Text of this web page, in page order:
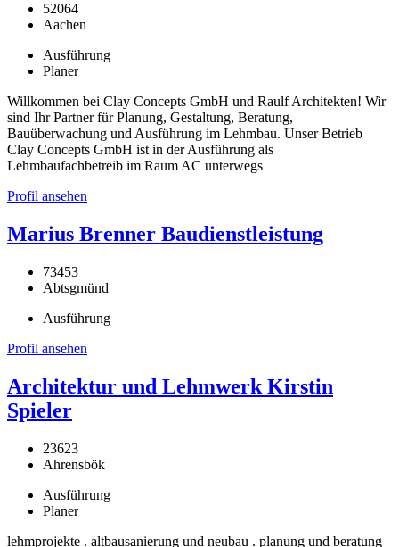
52064
Aachen
Ausführung
Planer
Willkommen bei Clay Concepts GmbH und Raulf Architekten! Wir
sind Ihr Partner für Planung, Gestaltung, Beratung,
Bauüberwachung und Ausführung im Lehmbau. Unser Betrieb
Clay Concepts GmbH ist in der Ausführung als
Lehmbaufachbetreib im Raum AC unterwegs
Profil ansehen
Marius Brenner Baudienstleistung
73453
Abtsgmünd
Ausführung
Profil ansehen
Architektur und Lehmwerk Kirstin
Spieler
23623
Ahrensbök
Ausführung
Planer
lehmprojekte . altbausanierung und neubau . planung und beratung